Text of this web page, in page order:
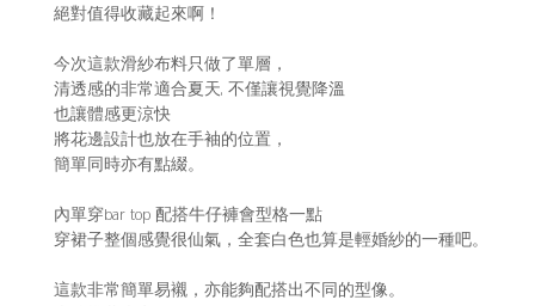
絕對值得收藏起來啊！
今次這款滑紗布料只做了單層，
清透感的非常適合夏天, 不僅讓視覺降溫
也讓體感更涼快
將花邊設計也放在手袖的位置，
簡單同時亦有點綴。
內單穿bar top 配搭牛仔褲會型格一點
穿裙子整個感覺很仙氣，全套白色也算是輕婚紗的一種吧。
這款非常簡單易襯，亦能夠配搭出不同的型像。